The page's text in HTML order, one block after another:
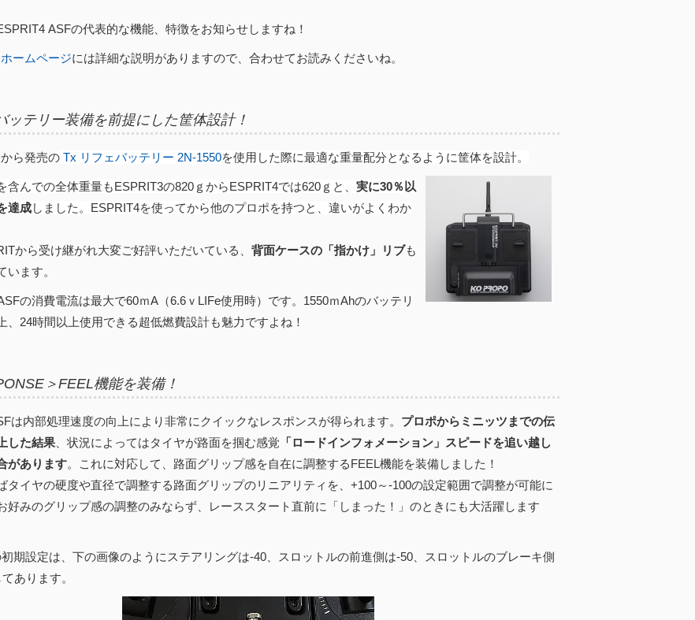
ASFの代表的な機能、特徴をお知らせしますね！
ームページには詳細な説明がありますので、合わせてお読みくださいね。
ッテリー装備を前提にした筐体設計！
ら発売の Tx リフェバッテリー 2N-1550を使用した際に最適な重量配分となるように筐体を設計。
含んでの全体重量もESPRIT3の820ｇからESPRIT4では620ｇと、 実に30％以
達成しました。ESPRIT4を使ってから他のプロポを持つと、違いがよくわか
から受け継がれ大変ご好評いただいている、 背面ケースの「指かけ」リブも
います。
の消費電流は最大で60ｍA（6.6ｖLIFe使用時）です。1550ｍAhのバッテリ
、24時間以上使用できる超低燃費設計も魅力ですよね！
＞FEEL機能を装備！
は内部処理速度の向上により非常にクイックなレスポンスが得られます。 プロポからミニッツまでの伝
した結果 、状況によってはタイヤが路面を掴む感覚 「ロードインフォメーション」スピードを追い越し
があります。これに対応して、路面グリップ感を自在に調整するFEEL機能を装備しました！
タイヤの硬度や直径で調整する路面グリップのリニアリティを、+100～-100の設定範囲で調整が可能に
好みのグリップ感の調整のみならず、レーススタート直前に「しまった！」のときにも大活躍します
期設定は、下の画像のようにステアリングは-40、スロットルの前進側は-50、スロットルのブレーキ側
あります。